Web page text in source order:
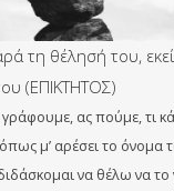
τη θέλησή του,
(ΕΠΙΚΤΗΤΟΣ)
γράφουμε, ας πούμε, τι
μ’ αρέσει το όνομα
να θέλω να